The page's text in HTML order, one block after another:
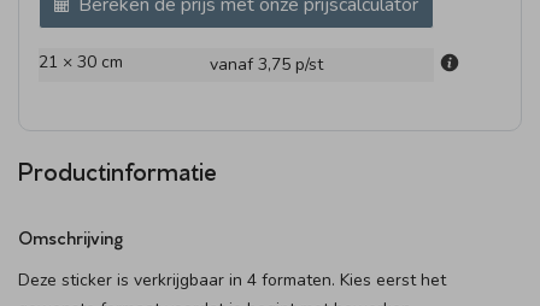
21 × 30 cm vanaf 3,75 p/st
Productinformatie
Omschrijving
Deze sticker is verkrijgbaar in 4 formaten. Kies eerst het